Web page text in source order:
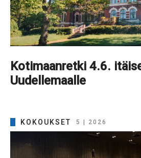
Kotimaanretki 4.6.
Uudellemaalle
KOKOUKSET 5 | 2026